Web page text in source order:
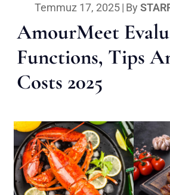
Temmuz 17, 2025| By
AmourMeet
Functions, Tips
Costs 2025